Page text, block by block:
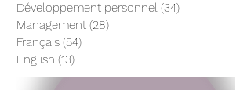
Développement personnel (34)
Management (28)
Français (54)
English (13)